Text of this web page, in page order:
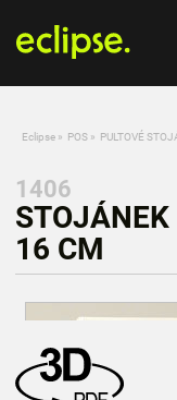
Eclipse » POS » PULTOVÉ
1406
16 CM